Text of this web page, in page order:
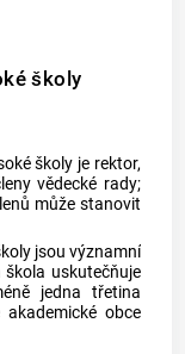
školy
školy je rektor,
vědecké rady;
může stanovit
jsou významní
uskutečňuje
jedna třetina
obce